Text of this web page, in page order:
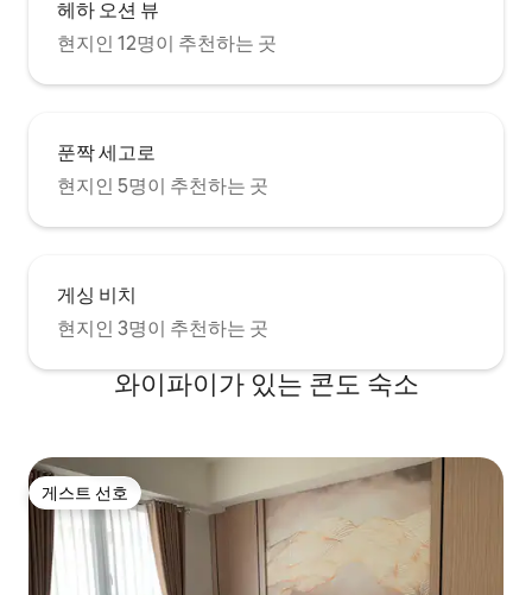
헤하 오션 뷰
현지인 12명이 추천하는 곳
푼짝 세고로
현지인 5명이 추천하는 곳
게싱 비치
현지인 3명이 추천하는 곳
와이파이가 있는 콘도 숙소
게스트 선호
게스트 선호